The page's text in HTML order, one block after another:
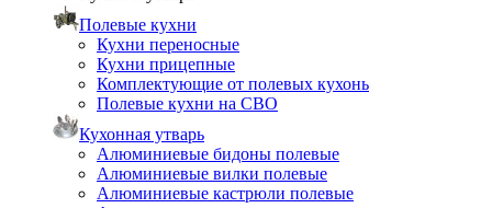
Полевые кухни
Кухни переносные
Кухни прицепные
Комплектующие от полевых кухонь
Полевые кухни на СВО
Кухонная утварь
Алюминиевые бидоны полевые
Алюминиевые вилки полевые
Алюминиевые кастрюли полевые